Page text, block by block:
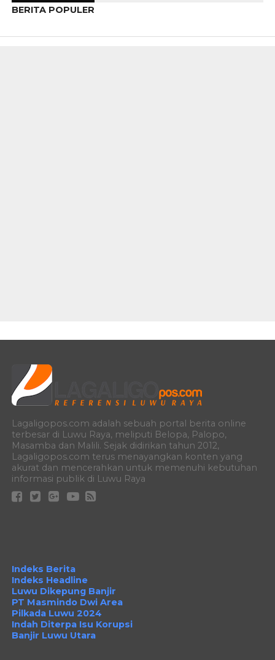
BERITA POPULER
Lagaligopos.com adalah sebuah portal berita online
terbesar di Luwu Raya, meliputi Belopa, Palopo,
Masamba dan Malili. Sejak didirikan tahun 2012,
Lagaligopos.com terus menayangkan konten yang
akurat dan mencerahkan untuk memenuhi kebutuhan
informasi publik di Luwu Raya
Indeks Berita
Indeks Headline
Luwu Dikepung Banjir
PT Masmindo Dwi Area
Pilkada Luwu 2024
Indah Diterpa Isu Korupsi
Banjir Luwu Utara